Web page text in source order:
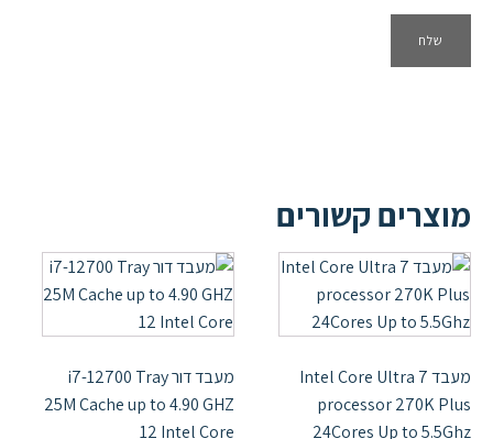
מוצרים קשורים
מעבד Intel Core Ultra 7
processor 270K Plus
24Cores Up to 5.5Ghz
מעבד דור i7-12700 Tray
25M Cache up to 4.90 GHZ
12 Intel Core